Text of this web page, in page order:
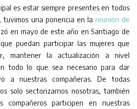
es estar siempre presentes en todos
tuvimos una ponencia en la reunión de
en mayo de este año en Santiago de
puedan participar las mujeres que
mantener la actualización a nivel
todo lo que sea necesario para dar
a nuestras compañeras. De todas
solo sectorizarnos nosotras, también
compañeros participen en nuestras